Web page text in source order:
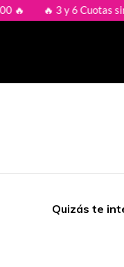
🔥 3 y 6 Cuotas sin
Quizás te